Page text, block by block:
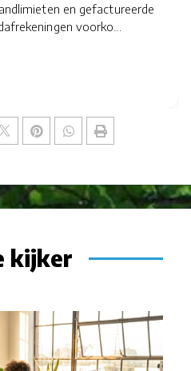
en gefactureerde
voorko...
kijker